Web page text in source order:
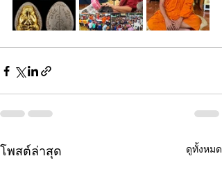
โพสต์ล่าสุด ดูทั้งหมด